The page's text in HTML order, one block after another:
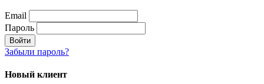
Email
Пароль
Войти
Забыли пароль?
Новый клиент